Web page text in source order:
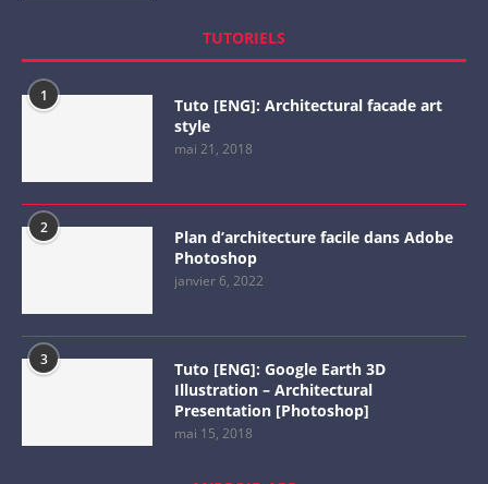
TUTORIELS
1
Tuto [ENG]: Architectural facade art
style
mai 21, 2018
2
Plan d’architecture facile dans Adobe
Photoshop
janvier 6, 2022
3
Tuto [ENG]: Google Earth 3D
Illustration – Architectural
Presentation [Photoshop]
mai 15, 2018